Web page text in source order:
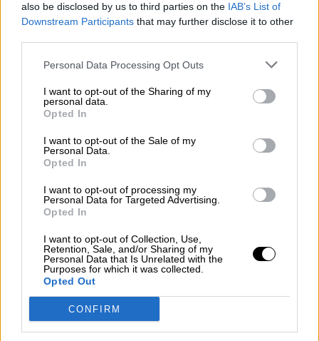
also be disclosed by us to third parties on the IAB’s List of
Downstream Participants that may further disclose it to other
Personal Data Processing Opt Outs
I want to opt-out of the Sharing of my
personal data.
Opted In
I want to opt-out of the Sale of my
Personal Data.
Opted In
I want to opt-out of processing my
Personal Data for Targeted Advertising.
Opted In
I want to opt-out of Collection, Use,
Retention, Sale, and/or Sharing of my
Personal Data that Is Unrelated with the
Purposes for which it was collected.
Opted Out
CONFIRM
¿La ciudadanía de Occidente es
consciente del riesgo de una tercera
guerra mundial?
Por Álvaro Frutos Rosado y Gabinete Geopolítica de
Suelta y confía
María Comesaña
Votantes y votados
Por Juan Manuel Beltrán
Orden Autoritario en Construcción
Álvaro Frutos Rosado y Gabinete Geopolítica de
Reconquista leonesa